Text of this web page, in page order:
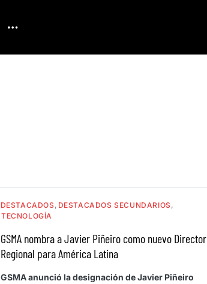
DESTACADOS DESTACADOS SECUNDARIOS
TECNOLOGÍA
GSMA nombra a Javier Piñeiro como nuevo Director
Regional para América Latina
GSMA anunció la designación de Javier Piñeiro